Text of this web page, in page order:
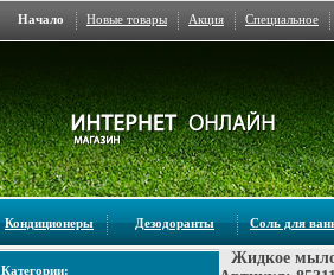
Начало Новые товары Акция Специальное
Кондиционеры Дезодоранты Соль для
Категории:
Жидкое